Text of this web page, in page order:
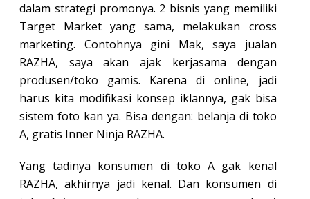
dalam strategi promonya. 2 bisnis yang memiliki
Target Market yang sama, melakukan cross
marketing. Contohnya gini Mak, saya jualan
RAZHA, saya akan ajak kerjasama dengan
produsen/toko gamis. Karena di online, jadi
harus kita modifikasi konsep iklannya, gak bisa
sistem foto kan ya. Bisa dengan: belanja di toko
A, gratis Inner Ninja RAZHA.
Yang tadinya konsumen di toko A gak kenal
RAZHA, akhirnya jadi kenal. Dan konsumen di